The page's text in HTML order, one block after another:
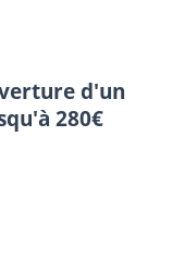
d'un
280€